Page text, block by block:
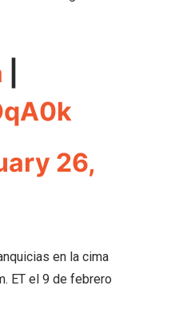
26,
en la cima
ET el 9 de febrero